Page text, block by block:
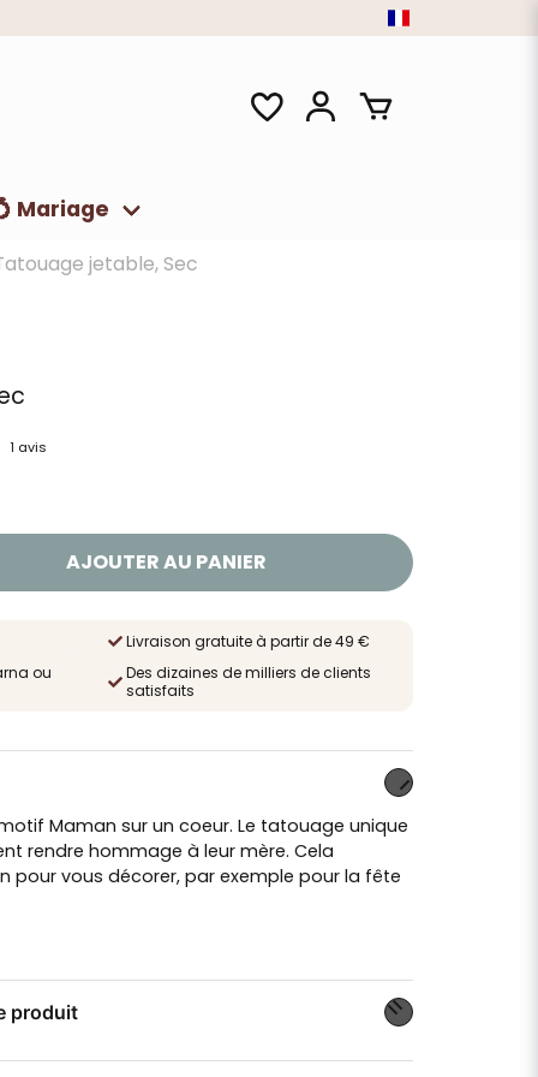
Mariage
jetable, Sec
1 avis
AJOUTER AU PANIER
Livraison gratuite à partir de 49 €
ou
Des dizaines de milliers de clients
satisfaits
Maman sur un coeur. Le tatouage unique
rendre hommage à leur mère. Cela
pour vous décorer, par exemple pour la fête
produit